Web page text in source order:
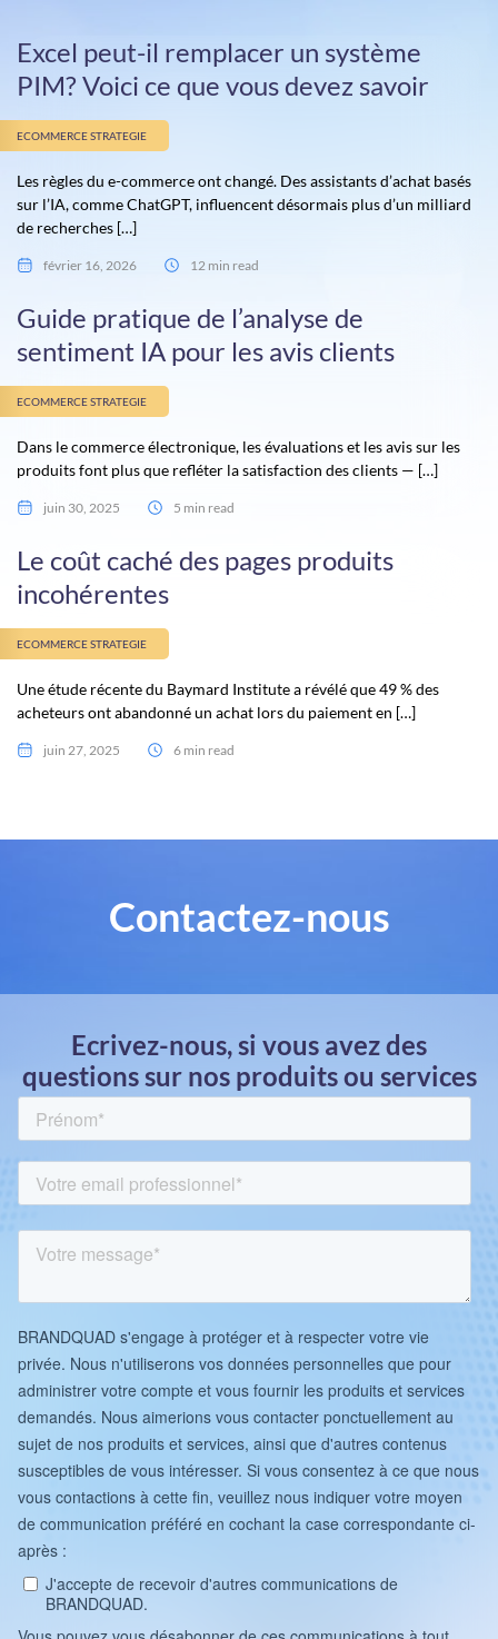
Excel peut-il remplacer un système
PIM? Voici ce que vous devez savoir
ECOMMERCE STRATEGIE
Les règles du e-commerce ont changé. Des assistants d’achat basés
sur l’IA, comme ChatGPT, influencent désormais plus d’un milliard
de recherches […]
février 16, 2026 12 min read
Guide pratique de l’analyse de
sentiment IA pour les avis clients
ECOMMERCE STRATEGIE
Dans le commerce électronique, les évaluations et les avis sur les
produits font plus que refléter la satisfaction des clients — […]
juin 30, 2025 5 min read
Le coût caché des pages produits
incohérentes
ECOMMERCE STRATEGIE
Une étude récente du Baymard Institute a révélé que 49 % des
acheteurs ont abandonné un achat lors du paiement en […]
juin 27, 2025 6 min read
Contactez-nous
Ecrivez-nous, si vous avez des
questions sur nos produits ou services